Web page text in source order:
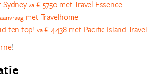
Sydney va € 5750 met Travel Essence
met Travelhome
ten top! va € 4438 met Pacific Island Travel
!